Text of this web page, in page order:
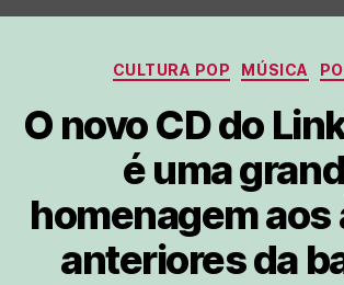
Categorias
CULTURA POP MÚSICA
O novo CD do
é uma
homenagem aos
anteriores da